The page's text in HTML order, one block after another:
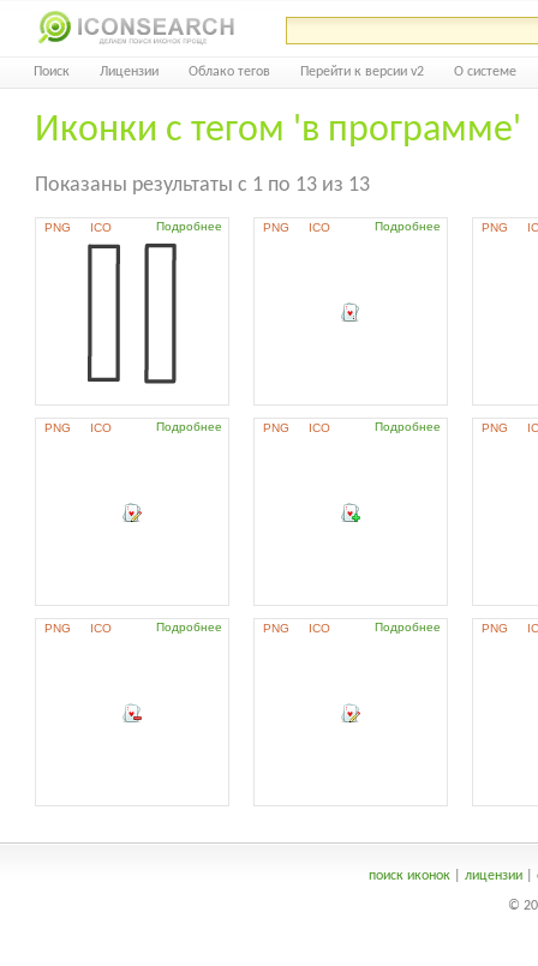
Поиск Лицензии Облако тегов Перейти к версии v2 О системе
Иконки с тегом 'в программе'
Показаны результаты с 1 по 13 из 13
PNG ICO Подробнее PNG ICO Подробнее PNG
PNG ICO Подробнее PNG ICO Подробнее PNG
PNG ICO Подробнее PNG ICO Подробнее PNG
поиск иконок| лицензии|
©